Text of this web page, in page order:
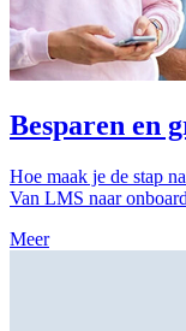
Besparen en
Hoe maak je de stap
Van LMS naar
Meer